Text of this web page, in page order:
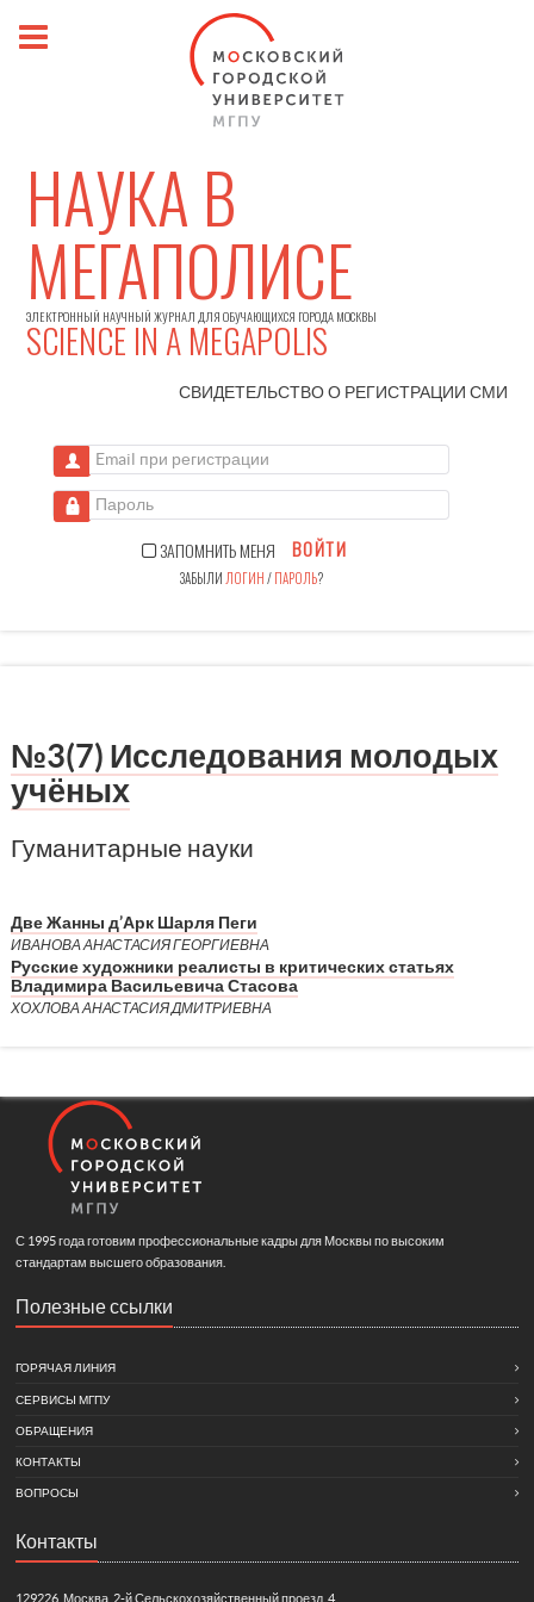
НАУКА В
МЕГАПОЛИСЕ
ЭЛЕКТРОННЫЙ НАУЧНЫЙ ЖУРНАЛ ДЛЯ ОБУЧАЮЩИХСЯ ГОРОДА МОСКВЫ
SCIENCE IN A MEGAPOLIS
СВИДЕТЕЛЬСТВО О РЕГИСТРАЦИИСМИ
Email при регистрации
Пароль
ЗАПОМНИТЬ МЕНЯ ВОЙТИ
ЗАБЫЛИ ЛОГИН/ПАРОЛЬ?
№3(7) Исследования молодых
учёных
Гуманитарные науки
Две Жанны д’Арк Шарля Пеги
ИВАНОВА АНАСТАСИЯ ГЕОРГИЕВНА
Русские художники реалисты в критических статьях
Владимира Васильевича Стасова
ХОХЛОВА АНАСТАСИЯ ДМИТРИЕВНА
С 1995 года готовим профессиональные кадры для Москвы по высоким
стандартам высшего образования.
Полезные ссылки
ГОРЯЧАЯ ЛИНИЯ
СЕРВИСЫ МГПУ
ОБРАЩЕНИЯ
КОНТАКТЫ
ВОПРОСЫ
Контакты
129226, Москва, 2-й Сельскохозяйственный проезд, 4